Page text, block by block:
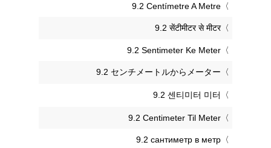
‎9.2 Centímetre A Metre
‎9.2 सेंटीमीटर से मीटर
‎9.2 Sentimeter Ke Meter
‎9.2 センチメートルからメーター
‎9.2 센티미터 미터
‎9.2 Centimeter Til Meter
‎9.2 сантиметр в метр